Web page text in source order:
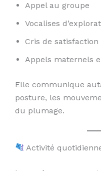
Appel au groupe
Vocalises
Cris de satisfaction
Appels maternels
Elle communique
posture, les
du plumage.
Activité